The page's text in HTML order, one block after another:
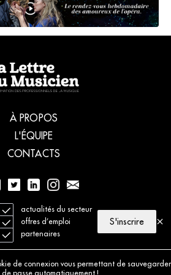
actualités du secteur
offres d’emploi
partenaires
S'inscrire
de connexion vous permettant de sauvegarder
de passe automatiquement !
À PROPOS
L'ÉQUIPE
CONTACTS
01 56 77 04 00
Musicien. Tous droits réservés
déontologique